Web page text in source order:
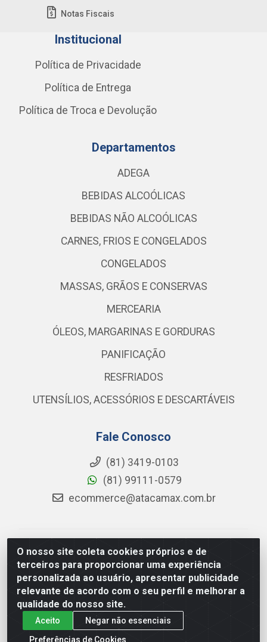
O nosso site coleta cookies próprios e de
terceiros para proporcionar uma experiência
personalizada ao usuário, apresentar publicidade
relevante de acordo com o seu perfil e melhorar a
qualidade do nosso site.
Aceito
Negar não essenciais
Preferências de Cookies
Notas Fiscais
Institucional
Política de Privacidade
Política de Entrega
Política de Troca e Devolução
Departamentos
ADEGA
BEBIDAS ALCOÓLICAS
BEBIDAS NÃO ALCOÓLICAS
CARNES, FRIOS E CONGELADOS
CONGELADOS
MASSAS, GRÃOS E CONSERVAS
MERCEARIA
ÓLEOS, MARGARINAS E GORDURAS
PANIFICAÇÃO
RESFRIADOS
UTENSÍLIOS, ACESSÓRIOS E DESCARTÁVEIS
Fale Conosco
(81) 3419-0103
(81) 99111-0579
ecommerce@atacamax.com.br
Atacamax Importadora de Alimentos LTDA - RODOVIA
BR-101 - SUL, KM 79,60 GP E GALPAO:D - Muribeca,
Jaboatão dos Guararapes - PE, 54355-010 - CNPJ